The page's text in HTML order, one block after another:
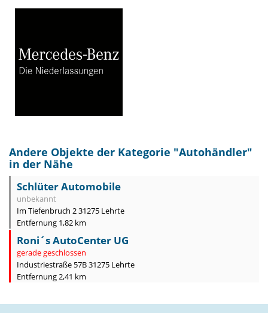
Andere Objekte der Kategorie "Autohändler"
in der Nähe
Schlüter Automobile
unbekannt
Im Tiefenbruch 2 31275 Lehrte
Entfernung 1,82 km
Roni´s AutoCenter UG
gerade geschlossen
Industriestraße 57B 31275 Lehrte
Entfernung 2,41 km